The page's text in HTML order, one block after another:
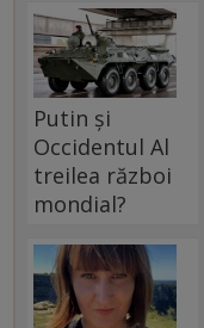
Putin și
Occidentul Al
treilea război
mondial?